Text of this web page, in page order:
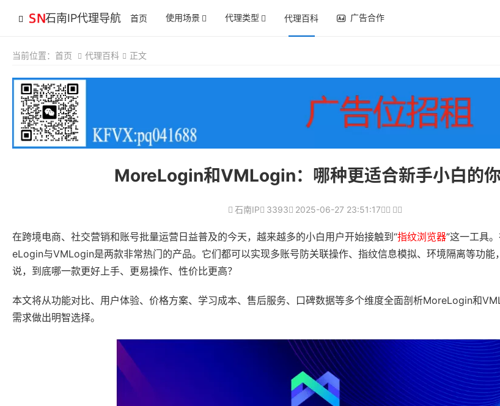
石南IP代理导航 首页 使用场景 代理类型 代理百科 广告合作
当前位置： 首页 代理百科 正文
MoreLogin和VMLogin：哪种更适合新手小白的你
石南IP 3393 2025-06-27 23:51:17
在跨境电商、社交营销和账号批量运营日益普及的今天，越来越多的小白用户开始接触到“指纹浏览器”这一工具
eLogin与VMLogin是两款非常热门的产品。它们都可以实现多账号防关联操作、指纹信息模拟、环境隔离等功能
说，到底哪一款更好上手、更易操作、性价比更高？
本文将从功能对比、用户体验、价格方案、学习成本、售后服务、口碑数据等多个维度全面剖析MoreLogin和
需求做出明智选择。